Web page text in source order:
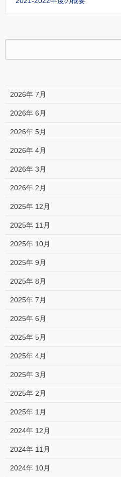
2026年 7月
2026年 6月
2026年 5月
2026年 4月
2026年 3月
2026年 2月
2025年 12月
2025年 11月
2025年 10月
2025年 9月
2025年 8月
2025年 7月
2025年 6月
2025年 5月
2025年 4月
2025年 3月
2025年 2月
2025年 1月
2024年 12月
2024年 11月
2024年 10月